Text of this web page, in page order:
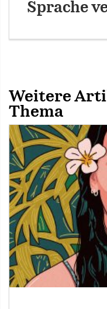
Sprache
Weitere
Thema